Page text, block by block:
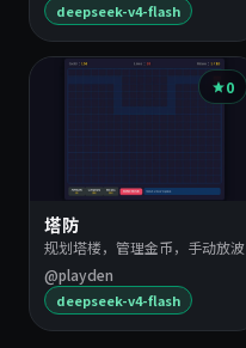
deepseek-v4-flash
0
塔防
规划塔楼，管理金币，手动放波
@playden
deepseek-v4-flash